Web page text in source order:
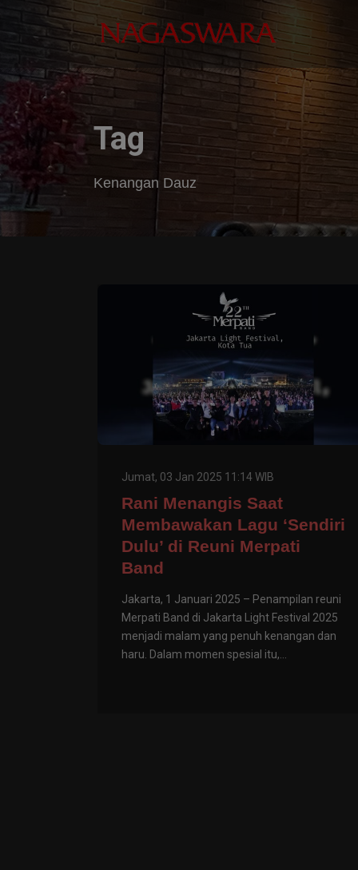
Tag
Kenangan Dauz
Jumat, 03 Jan 2025 11:14 WIB
Rani Menangis Saat
Membawakan Lagu ‘Sendiri
Dulu’ di Reuni Merpati
Band
Jakarta, 1 Januari 2025 – Penampilan reuni
Merpati Band di Jakarta Light Festival 2025
menjadi malam yang penuh kenangan dan
haru. Dalam momen spesial itu,...